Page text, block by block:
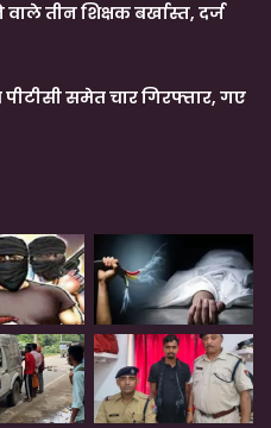
तीन शिक्षक बर्खास्त, दर्ज
पीटीसी समेत चार गिरफ्तार, गए